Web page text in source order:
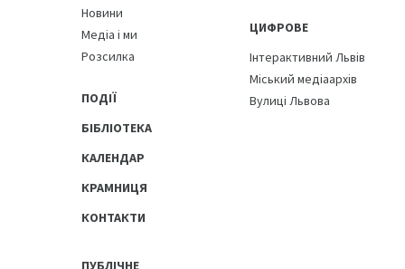
Новини
Медіа і ми
Розсилка
ПОДІЇ
БІБЛІОТЕКА
КАЛЕНДАР
КРАМНИЦЯ
КОНТАКТИ
ЦИФРОВЕ
Інтерактивний Львів
Міський медіаархів
Вулиці Львова
ПУБЛІЧНЕ